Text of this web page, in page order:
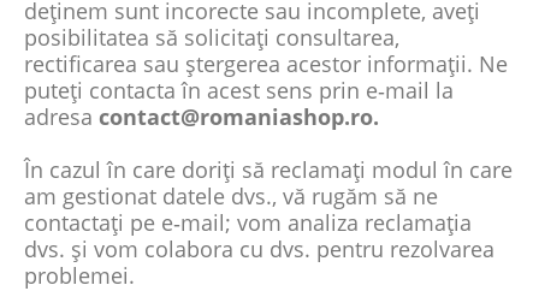
deținem sunt incorecte sau incomplete, aveți
posibilitatea să solicitați consultarea,
rectificarea sau ștergerea acestor informații. Ne
puteți contacta în acest sens prin e‑mail la
adresa contact@romaniashop.ro.
În cazul în care doriți să reclamați modul în care
am gestionat datele dvs., vă rugăm să ne
contactați pe e‑mail; vom analiza reclamația
dvs. și vom colabora cu dvs. pentru rezolvarea
problemei.